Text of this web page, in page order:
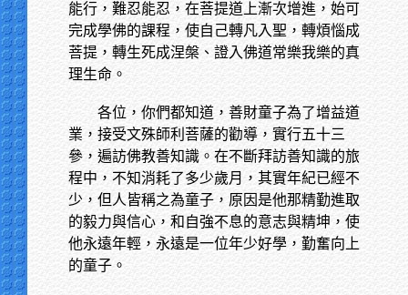
能行，難忍能忍，在菩提道上漸次增進，始可
完成學佛的課程，使自己轉凡入聖，轉煩惱成
菩提，轉生死成涅槃、證入佛道常樂我樂的真
理生命。
各位，你們都知道，善財童子為了增益道
業，接受文殊師利菩薩的勸導，實行五十三
參，遍訪佛教善知識。在不斷拜訪善知識的旅
程中，不知消耗了多少歲月，其實年紀已經不
少，但人皆稱之為童子，原因是他那精勤進取
的毅力與信心，和自強不息的意志與精坤，使
他永遠年輕，永遠是一位年少好學，勤奮向上
的童子。